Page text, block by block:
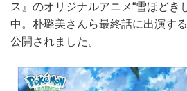
ス』のオリジナルアニメ“雪ほどき
中。朴璐美さんら最終話に出演す
公開されました。